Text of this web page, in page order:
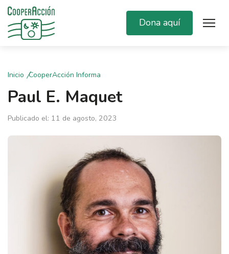
Dona aquí
Inicio CooperAcción Informa
Paul E. Maquet
Publicado el: 11 de agosto, 2023